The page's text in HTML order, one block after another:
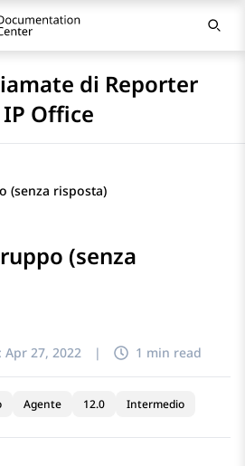
di Reporter
Office
(senza risposta)
(senza
PDF
Apr 27, 2022 | 1 min read
Agente 12.0 Intermedio